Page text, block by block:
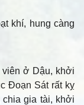
khí, hung càng
viên ở Dậu, khởi
Đoạn Sát rất kỵ
chia gia tài, khởi